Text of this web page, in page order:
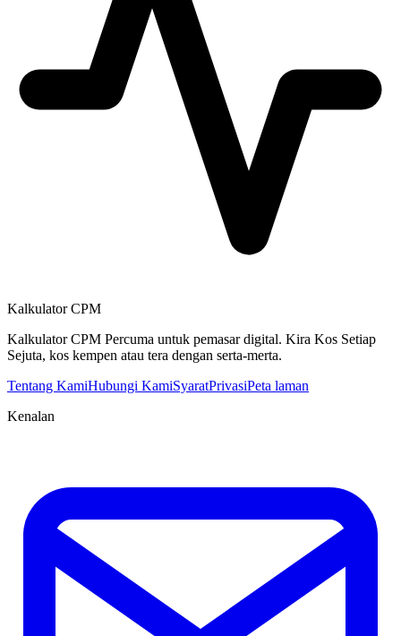
Kalkulator CPM
Kalkulator CPM Percuma untuk pemasar digital. Kira Kos Setiap
Sejuta, kos kempen atau tera dengan serta-merta.
Tentang KamiHubungi KamiSyaratPrivasiPeta laman
Kenalan